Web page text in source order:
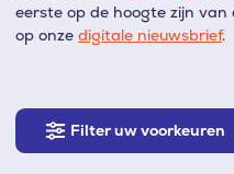
eerste op de hoogte zijn
op onze digitale nieuwsbrief.
Filter
uw
Filter uw voorkeuren